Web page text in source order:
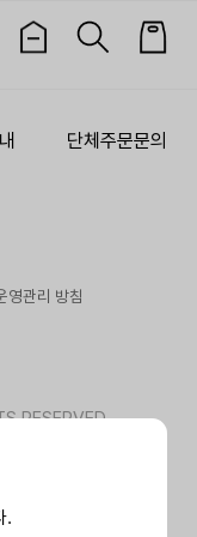
.
단체주문문의
영관리 방침
RESERVED